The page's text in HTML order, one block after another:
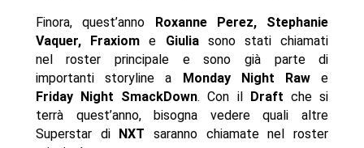
Finora, quest’anno
Roxanne Perez, Stephanie
Vaquer, Fraxiom e Giuliasono stati chiamati
nel roster principale e sono già parte di
importanti storyline a Monday Night Rawe
Friday Night SmackDown. Con il Draft che si
terrà quest’anno, bisogna vedere quali altre
Superstar di
NXT saranno chiamate nel roster